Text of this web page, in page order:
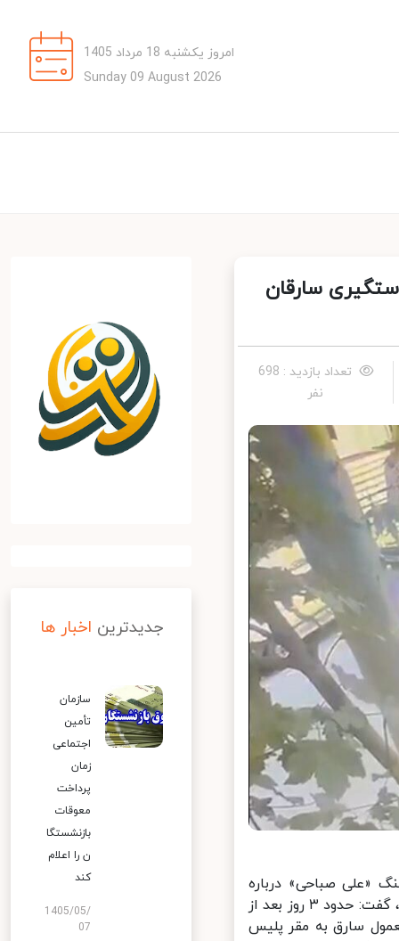
امروز یکشنبه 18 مرداد 1405
Sunday 09 August 2026
سارقان
تعداد بازدید : 698
نفر
ساعت گذشته، سرهنگ «علی صباحی» درباره
حواشی به وجود آمده در خصوص رسیدگی پلیس به پرونده سرقت علی دایی، گفت: حدود ۳ روز بعد از
سارق به مقر پلیس
جدیدترین اخبار ها
سازمان
تأمین
اجتماعی
زمان
پرداخت
معوقات
بازنشستگا
ن را اعلام
کند
1405/05/
07